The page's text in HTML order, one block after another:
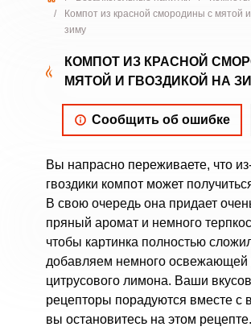
/
Компот из красной смородины с мятой и
зиму
КОМПОТ ИЗ КРАСНОЙ
МЯТОЙ И ГВОЗДИКОЙ НА
Сообщить об ошибке
Вы напрасно переживаете, что
гвоздики компот может
В свою очередь она придает
пряный аромат и немного
чтобы картинка полностью
добавляем немного освежающей
цитрусового лимона. Ваши
рецепторы порадуются вместе с
вы остановитесь на этом рецепте.